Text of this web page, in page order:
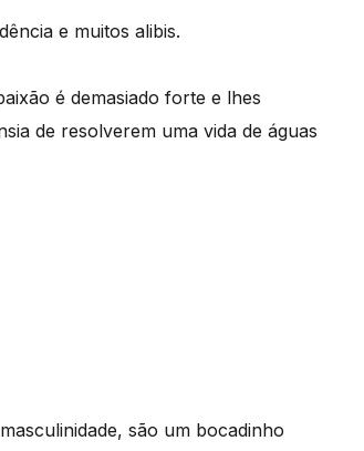
e muitos alibis.
é demasiado forte e lhes
de resolverem uma vida de águas
são um bocadinho